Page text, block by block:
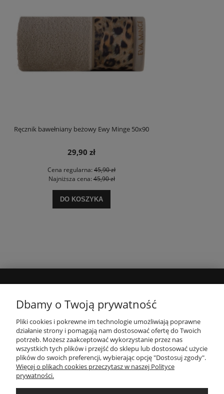
Ręcznik bawełniany beżowy Ewy Minge 50x90
29,90 zł
Cena regularna: 45,90 zł
Najniższa cena:45,90 zł
DO KOSZYKA
INFORMACJE
PŁATNOŚCI I DOSTAWA
O NAS
Dbamy o Twoją prywatność
Pliki cookies i pokrewne im technologie umożliwiają poprawne
działanie strony i pomagają nam dostosować ofertę do Twoich
potrzeb. Możesz zaakceptować wykorzystanie przez nas
wszystkich tych plików i przejść do sklepu lub dostosować użycie
plików do swoich preferencji, wybierając opcję "Dostosuj zgody".
Więcej o plikach cookies przeczytasz w naszej Polityce
prywatności.